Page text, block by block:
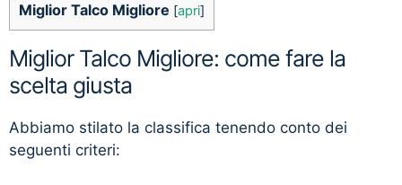
Miglior Talco Migliore [apri]
Miglior Talco Migliore: come fare la
scelta giusta
Abbiamo stilato la classifica tenendo conto dei
seguenti criteri: